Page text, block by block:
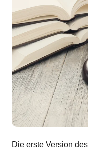
Die erste Version